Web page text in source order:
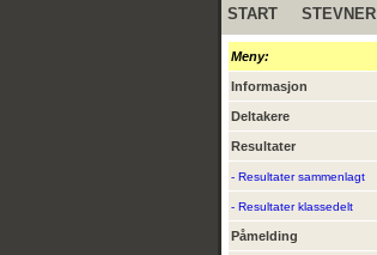
START STEVNER
Meny:
Informasjon
Deltakere
Resultater
- Resultater sammenlagt
- Resultater klassedelt
Påmelding